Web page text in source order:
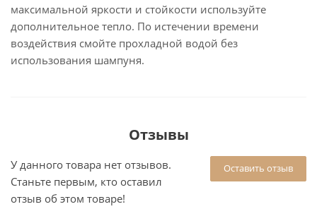
максимальной яркости и стойкости используйте
дополнительное тепло. По истечении времени
воздействия смойте прохладной водой без
использования шампуня.
Отзывы
Оставить отзыв
У данного товара нет отзывов.
Станьте первым, кто оставил
отзыв об этом товаре!